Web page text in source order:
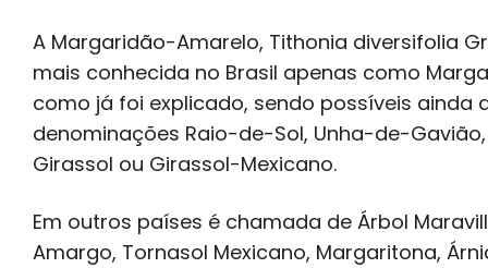
A Margaridão-Amarelo, Tithonia diversifolia
mais conhecida no Brasil apenas como
como já foi explicado, sendo possíveis ainda
denominações Raio-de-Sol, Unha-de-
Girassol ou Girassol-Mexicano.
Em outros países é chamada de Árbol
Amargo, Tornasol Mexicano, Margaritona,